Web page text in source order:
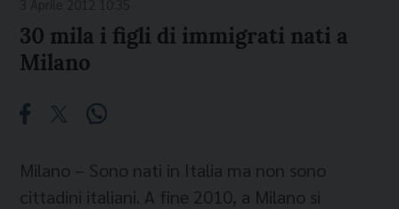
30 mila i figli di immigrati nati a
Milano
Milano – Sono nati in Italia ma non sono
cittadini italiani. A fine 2010, a Milano si